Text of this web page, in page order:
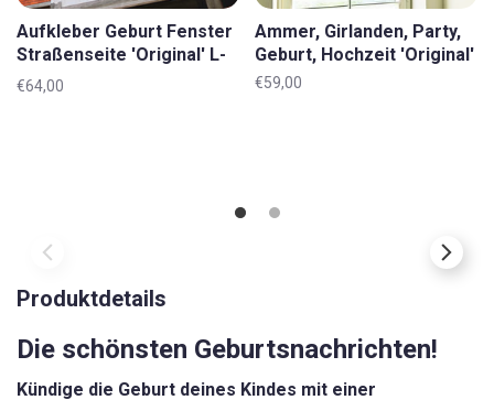
Aufkleber Geburt Fenster
Straßenseite 'Original' L-
XL
€64,00
Ammer, Girlanden, Party,
Geburt, Hochzeit 'Original'
€59,00
Produktdetails
Die schönsten Geburtsnachrichten!
Kündige die Geburt deines Kindes mit einer